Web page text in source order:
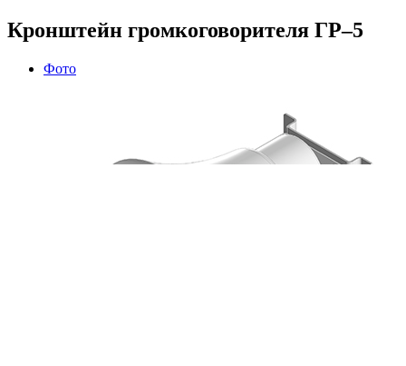
Кронштейн громкоговорителя ГР–5
Фото